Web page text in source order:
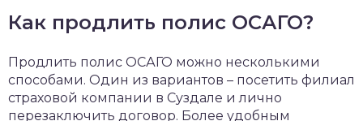
Как продлить полис ОСАГО?
Продлить полис ОСАГО можно несколькими
способами. Один из вариантов – посетить филиал
страховой компании в Суздале и лично
перезаключить договор. Более удобным